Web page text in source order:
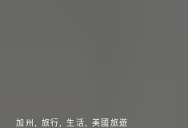
加州 旅行 生活 美國旅遊